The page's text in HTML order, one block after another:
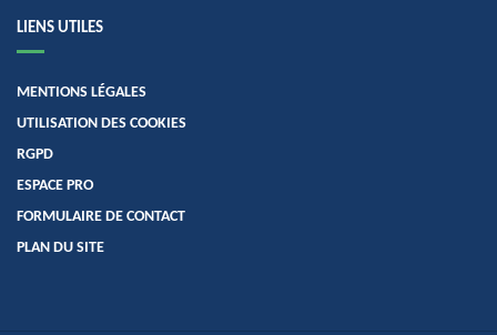
LIENS UTILES
MENTIONS LÉGALES
UTILISATION DES COOKIES
RGPD
ESPACE PRO
FORMULAIRE DE CONTACT
PLAN DU SITE